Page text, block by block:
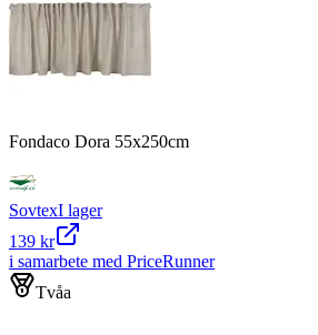
Fondaco Dora 55x250cm
SovtexI lager
139 kr
i samarbete med PriceRunner
Tvåa